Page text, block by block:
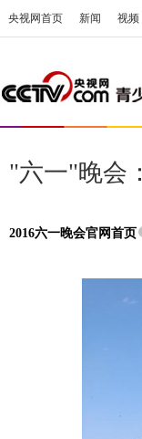
央视网首页 新闻 视频
"六一"晚会
2016六一晚会官网首页